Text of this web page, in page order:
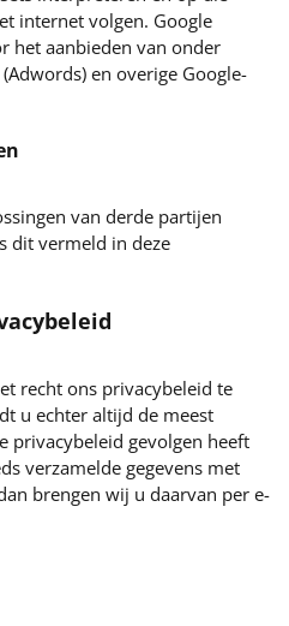
internet volgen. Google
het aanbieden van onder
en overige Google-
van derde partijen
dit vermeld in deze
recht ons privacybeleid te
u echter altijd de meest
privacybeleid gevolgen heeft
verzamelde gegevens met
brengen wij u daarvan per e-